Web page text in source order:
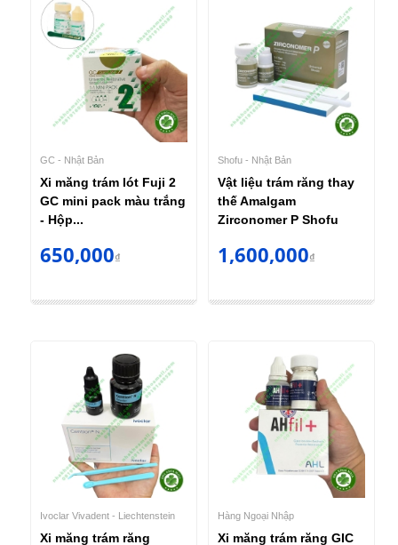
GC - Nhật Bản
Xi măng trám lót Fuji 2
GC mini pack màu trắng
- Hộp...
650,000₫
Shofu - Nhật Bản
Vật liệu trám răng thay
thế Amalgam
Zirconomer P Shofu
1,600,000₫
Ivoclar Vivadent - Liechtenstein
Xi măng trám răng
Hàng Ngoại Nhập
Xi măng trám răng GIC